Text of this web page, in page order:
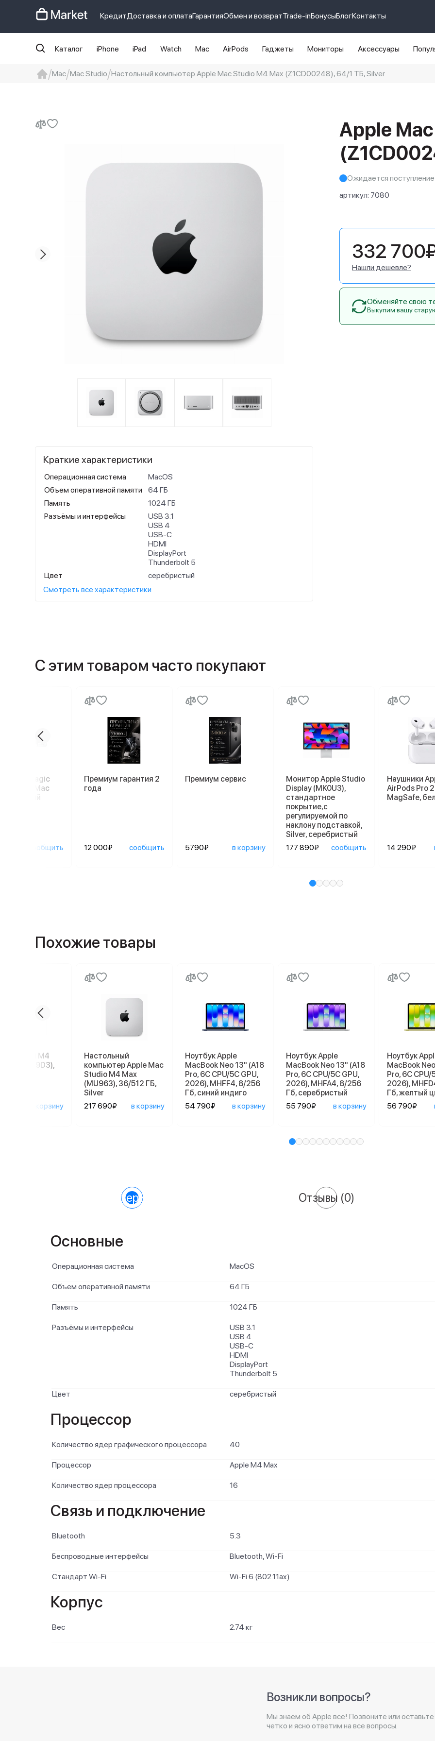
КредитДоставка и оплатаГарантияОбмен и возвратTrade-inБонусыБлогКонтакты
Каталог iPhone iPad Watch Mac AirPods Гаджеты Мониторы Аксессуары
Mac Mac Studio Настольный компьютер Apple Mac Studio M4 Max (Z1CD00248), 64/1 ТБ, Silver
Apple
Ожидается поступление
артикул: 7080
Краткие характеристики
Операционная система
MacOS
Объем оперативной памяти
64 ГБ
Память
1024 ГБ
Разъёмы и интерфейсы
USB 3.1
USB 4
USB-C
HDMI
DisplayPort
Thunderbolt 5
Цвет
серебристый
Смотреть все характеристики
332
Нашли дешевле?
Обменяйте свою
Выкупим вашу
С этим товаром часто покупают
Magic
для Mac
белый
сообщить
Премиум гарантия 2
года
12 000₽ сообщить
Премиум сервис
5790₽ в корзину
Монитор Apple Studio
Display (MK0U3),
стандартное
покрытие,с
регулируемой по
наклону подставкой,
Silver, серебристый
177 890₽
сообщить
Наушники
AirPods Pro 2
MagSafe,
14 290₽
Похожие товары
Mac mini M4
ГБ (MU9D3),
в корзину
Настольный
компьютер Apple Mac
Studio M4 Max
(MU963), 36/512 ГБ,
Silver
217 690₽
в корзину
Ноутбук Apple
MacBook Neo 13" (A18
Pro, 6C СPU/5С GPU,
2026), MHFF4, 8/256
Гб, синий индиго
54 790₽
в корзину
Ноутбук Apple
MacBook Neo 13" (A18
Pro, 6C СPU/5С GPU,
2026), MHFA4, 8/256
Гб, серебристый
55 790₽
в корзину
Ноутбук
MacBook
Pro, 6C СPU/
2026),
Гб, желтый
56 790₽
Характеристики Отзывы (0)
Основные
Операционная система MacOS
Объем оперативной памяти 64 ГБ
Память 1024 ГБ
Разъёмы и интерфейсы
USB 3.1
USB 4
USB-C
HDMI
DisplayPort
Thunderbolt 5
Цвет серебристый
Процессор
Количество ядер графического процессора 40
Процессор Apple M4 Max
Количество ядер процессора 16
Связь и подключение
Bluetooth 5.3
Беспроводные интерфейсы Bluetooth, Wi-Fi
Стандарт Wi-Fi Wi-Fi 6 (802.11ax)
Корпус
Вес 2.74 кг
Возникли вопросы?
Мы знаем об Apple все! Позвоните или
четко и ясно ответим на все вопросы.